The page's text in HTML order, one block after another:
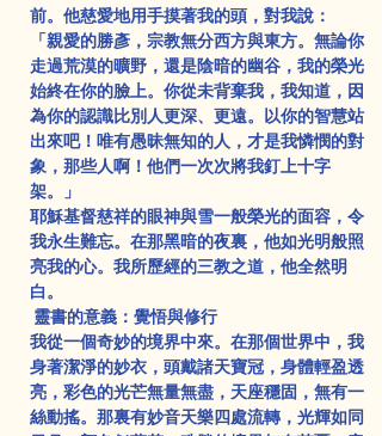
前。他慈愛地用手摸著我的頭，對我說：
「親愛的勝彥，宗教無分西方與東方。無論你
走過荒漠的曠野，還是陰暗的幽谷，我的榮光
始終在你的臉上。你從未背棄我，我知道，因
為你的認識比別人更深、更遠。以你的智慧站
出來吧！唯有愚昧無知的人，才是我憐憫的對
象，那些人啊！他們一次次將我釘上十字
架。」
耶穌基督慈祥的眼神與雪一般榮光的面容，令
我永生難忘。在那黑暗的夜裏，他如光明般照
亮我的心。我所歷經的三教之道，他全然明
白。
靈書的意義：覺悟與修行
我從一個奇妙的境界中來。在那個世界中，我
身著潔淨的妙衣，頭戴諸天寶冠，身體輕盈透
亮，彩色的光芒無量無盡，天座穩固，無有一
絲動搖。那裏有妙音天樂四處流轉，光輝如同